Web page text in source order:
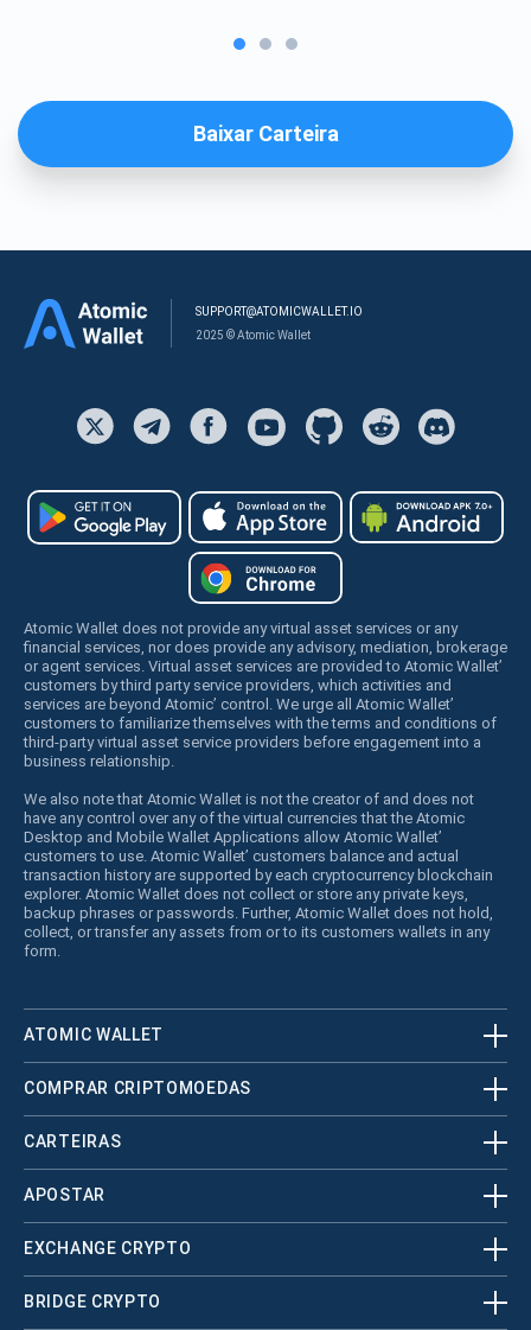
Baixar Carteira
SUPPORT@ATOMICWALLET.IO
2025 © Atomic Wallet
Atomic Wallet does not provide any virtual asset services or any
financial services, nor does provide any advisory, mediation, brokerage
or agent services. Virtual asset services are provided to Atomic Wallet’
customers by third party service providers, which activities and
services are beyond Atomic’ control. We urge all Atomic Wallet’
customers to familiarize themselves with the terms and conditions of
third-party virtual asset service providers before engagement into a
business relationship.
We also note that Atomic Wallet is not the creator of and does not
have any control over any of the virtual currencies that the Atomic
Desktop and Mobile Wallet Applications allow Atomic Wallet’
customers to use. Atomic Wallet’ customers balance and actual
transaction history are supported by each cryptocurrency blockchain
explorer. Atomic Wallet does not collect or store any private keys,
backup phrases or passwords. Further, Atomic Wallet does not hold,
collect, or transfer any assets from or to its customers wallets in any
form.
ATOMIC WALLET
COMPRAR CRIPTOMOEDAS
CARTEIRAS
APOSTAR
EXCHANGE CRYPTO
BRIDGE CRYPTO